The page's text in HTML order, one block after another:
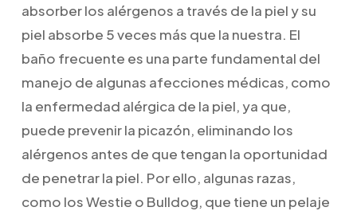
absorber los alérgenos a través de la piel y su
piel absorbe 5 veces más que la nuestra. El
baño frecuente es una parte fundamental del
manejo de algunas afecciones médicas, como
la enfermedad alérgica de la piel, ya que,
puede prevenir la picazón, eliminando los
alérgenos antes de que tengan la oportunidad
de penetrar la piel. Por ello, algunas razas,
como los Westie o Bulldog, que tiene un pelaje